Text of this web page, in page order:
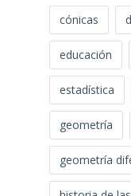
cónicas
educación
estadística
geometría
geometría